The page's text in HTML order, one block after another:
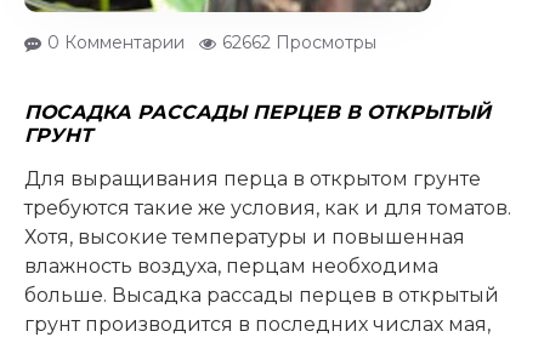
0 Комментарии 62662 Просмотры
ПОСАДКА РАССАДЫ ПЕРЦЕВ В ОТКРЫТЫЙ
ГРУНТ
Для выращивания перца в открытом грунте
требуются такие же условия, как и для томатов.
Хотя, высокие температуры и повышенная
влажность воздуха, перцам необходима
больше. Высадка рассады перцев в открытый
грунт производится в последних числах мая,